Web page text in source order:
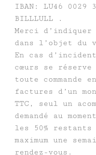
IBAN: LU46 0029
BILLLULL .
Merci d’indiquer
dans l’objet du
En cas
cœurs se
toute commande
factures d’un
TTC, seul un
demandé au
les 50%
maximum une
rendez-vous.